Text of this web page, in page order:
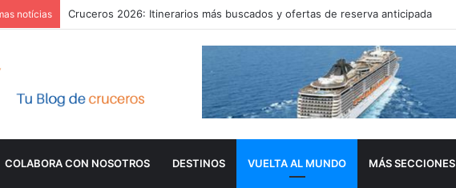
notícias Cruceros 2026: Itinerarios más buscados y ofertas de reserva anticipada
COLABORA CON NOSOTROS DESTINOS VUELTA AL MUNDO MÁS SECCIONES